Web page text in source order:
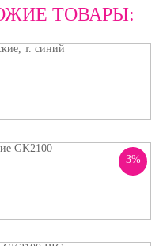
ТОВАРЫ:
3%